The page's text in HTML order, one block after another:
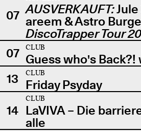
07 AUSVERKAUFT:Jule
areem & Astro
DiscoTrapper Tour
07
CLUB
Guess who's
13
CLUB
Friday Psyday
14
CLUB
LaVIVA – Die
alle